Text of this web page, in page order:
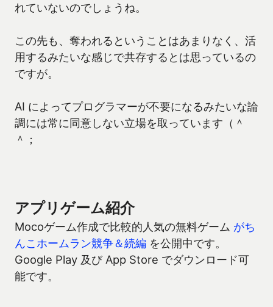
れていないのでしょうね。
この先も、奪われるということはあまりなく、活
用するみたいな感じで共存するとは思っているの
ですが。
AI によってプログラマーが不要になるみたいな論
調には常に同意しない立場を取っています（＾
＾；
アプリゲーム紹介
Mocoゲーム作成で比較的人気の無料ゲーム がち
んこホームラン競争＆続編 を公開中です。
Google Play 及び App Store でダウンロード可
能です。